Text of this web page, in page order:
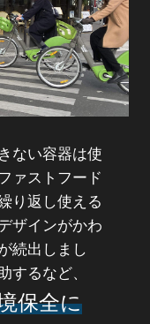
ない容器は使
ァストフード
り返し使える
ザインがかわ
続出しまし
するなど、
保全に